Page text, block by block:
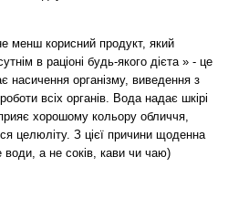
менш корисний продукт, який
в раціоні будь-якого дієта » - це
насичення організму, виведення з
всіх органів. Вода надає шкірі
хорошому кольору обличчя,
целюліту. З цієї причини щоденна
а не соків, кави чи чаю)